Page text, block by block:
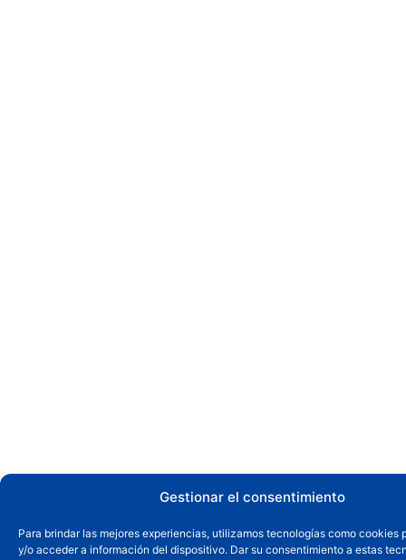
Gestionar el consentimiento
Para brindar las mejores experiencias, utilizamos tecnologías como cookies
y/o acceder a información del dispositivo. Dar su consentimiento a estas